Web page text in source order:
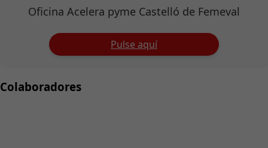
Oficina Acelera pyme Castelló de Femeval
Pulse aquí
Colaboradores